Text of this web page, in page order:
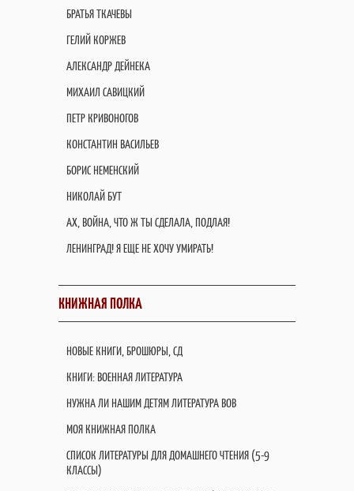
БРАТЬЯ ТКАЧЕВЫ
ГЕЛИЙ КОРЖЕВ
АЛЕКСАНДР ДЕЙНЕКА
МИХАИЛ САВИЦКИЙ
ПЕТР КРИВОНОГОВ
КОНСТАНТИН ВАСИЛЬЕВ
БОРИС НЕМЕНСКИЙ
НИКОЛАЙ БУТ
АХ, ВОЙНА, ЧТО Ж ТЫ СДЕЛАЛА, ПОДЛАЯ!
ЛЕНИНГРАД! Я ЕЩЕ НЕ ХОЧУ УМИРАТЬ!
КНИЖНАЯ ПОЛКА
НОВЫЕ КНИГИ, БРОШЮРЫ, СД
КНИГИ: ВОЕННАЯ ЛИТЕРАТУРА
НУЖНА ЛИ НАШИМ ДЕТЯМ ЛИТЕРАТУРА ВОВ
МОЯ КНИЖНАЯ ПОЛКА
СПИСОК ЛИТЕРАТУРЫ ДЛЯ ДОМАШНЕГО ЧТЕНИЯ (5-9
КЛАССЫ)